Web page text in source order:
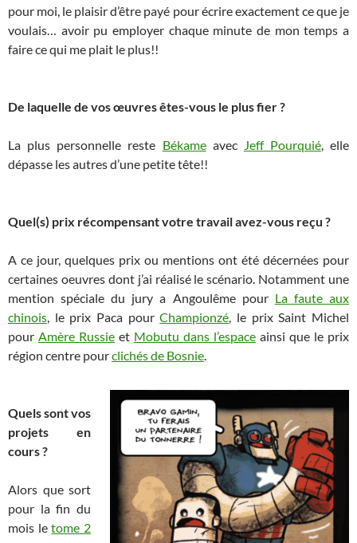
pour moi, le plaisir d’être payé pour écrire exactement ce que je
voulais… avoir pu employer chaque minute de mon temps a
faire ce qui me plait le plus!!
De laquelle de vos œuvres êtes-vous le plus fier ?
La plus personnelle reste Békameavec Jeff Pourquié, elle
dépasse les autres d’une petite tête!!
Quel(s) prix récompensant votre travail avez-vous reçu ?
A ce jour, quelques prix ou mentions ont été décernées pour
certaines oeuvres dont j’ai réalisé le scénario. Notamment une
mention spéciale du jury a Angoulême pour La faute aux
chinois , le prix Paca pourChampionzé , le prix Saint Michel
pour Amère Russie et Mobutu dans l’espace ainsi que le prix
région centre pourclichés de Bosnie
Quels sont vos
projets en
cours ?
Alors que sort
pour la fin du
mois letome 2